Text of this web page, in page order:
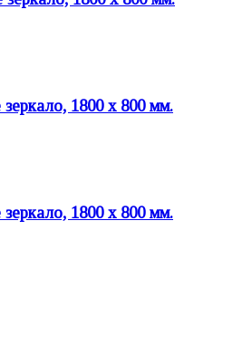
1800 х 800 мм.
1800 х 800 мм.